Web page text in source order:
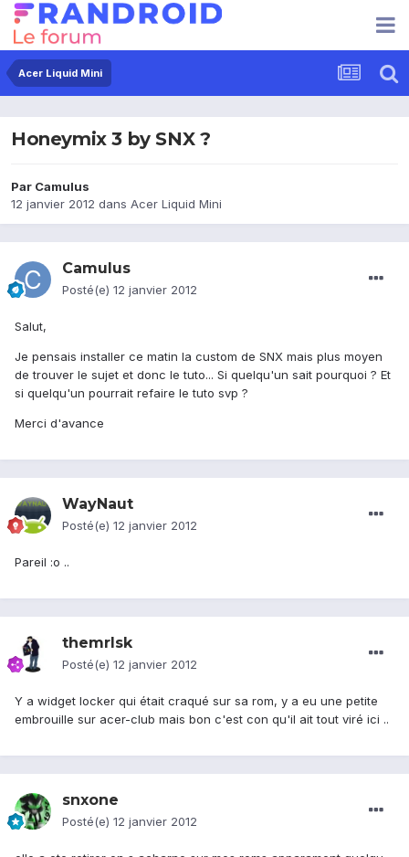
Acer Liquid Mini
Honeymix 3 by SNX ?
Par Camulus
12 janvier 2012 dans Acer Liquid Mini
Camulus
Posté(e) 12 janvier 2012
Salut,
Je pensais installer ce matin la custom de SNX mais plus moyen
de trouver le sujet et donc le tuto... Si quelqu'un sait pourquoi ? Et
si quelqu'un pourrait refaire le tuto svp ?
Merci d'avance
WayNaut
Posté(e) 12 janvier 2012
Pareil :o ..
themrlsk
Posté(e) 12 janvier 2012
Y a widget locker qui était craqué sur sa rom, y a eu une petite
embrouille sur acer-club mais bon c'est con qu'il ait tout viré ici ..
snxone
Posté(e) 12 janvier 2012